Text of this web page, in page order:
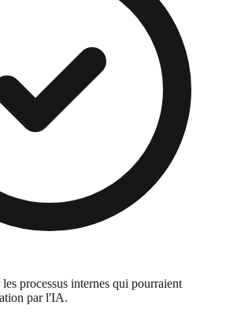
processus internes qui pourraient
par l'IA.